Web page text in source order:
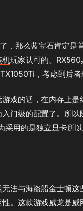
，那么蓝宝石肯定是
机玩家认可的。
，考虑到后
戏的话，在内存上
门级的配置了。所
采用的是独立显卡所
无法与海盗船金士顿
。这款游戏威龙是